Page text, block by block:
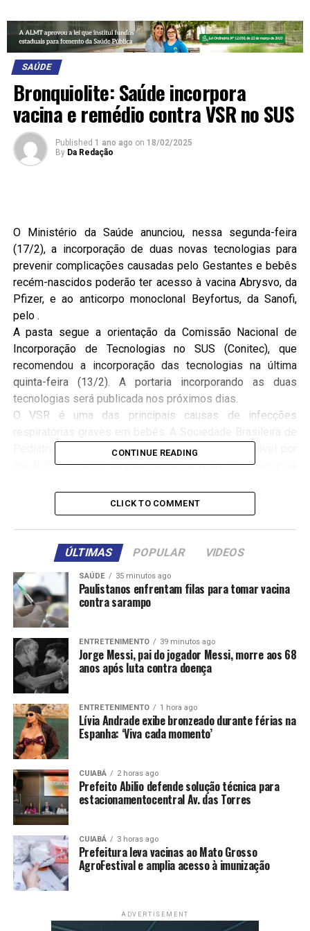
SAÚDE
Bronquiolite: Saúde incorpora
vacina e remédio contra VSR no SUS
Published 1 ano ago on 18/02/2025
By Da Redação
O Ministério da Saúde anunciou, nessa segunda-feira
(17/2), a incorporação de duas novas tecnologias para
prevenir complicações causadas pelo Gestantes e bebês
recém-nascidos poderão ter acesso à vacina Abrysvo, da
Pfizer, e ao anticorpo monoclonal Beyfortus, da Sanofi,
pelo .
A pasta segue a orientação da Comissão Nacional de
Incorporação de Tecnologias no SUS (Conitec), que
recomendou a incorporação das tecnologias na última
quinta-feira (13/2). A portaria incorporando as duas
tecnologias será publicada nos próximos dias.
O VSR é uma das principais causas de infecções
Pediatria (SBP) estima que o vírus seja responsável por
até 40% dos casos de pneumonias e 75% dos quadros de
“A bronquiolite pode não só levar a criança à UTI, mas
também deixar sequelas, como ser um adulto asmático no
futuro”, aponta a diretora da Sociedade Brasileira de
Imunizações (SBIm), Isabella Ballalai.
Novas tecnologias na proteção do VSR
A, foi aprovada pela Agência Nacional de Vigilância
Sanitária (Anvisa) em abril de 2024. Ela é indicada para
ser aplicada em dose única nas mulheres grávidas,
durante o segundo ou terceiro trimestre da gestação. Ou
seja, não é aplicada diretamente nas crianças.
Já o anticorpo monoclonal nirsevimabe, da Sanofi, é
indicado para proteger bebês prematuros e crianças até
2 anos nascidas com comorbidades.
Os resultados dos estudos apresentados pelas
farmacêuticas mostram que a vacina para gestantes
pode prevenir aproximadamente 28 mil internações
anuais. Estima-se que a estratégia combinada protegerá
cerca de 2 milhões de bebês nos primeiros meses de vida,
idade mais vulnerável a complicações pelo VSR.
Siga a editoria de e fique por dentro de tudo sobre o
assunto!
CONTINUE READING
CLICK TO COMMENT
ÚLTIMAS POPULAR VIDEOS
SAÚDE 35 minutos ago
Paulistanos enfrentam filas para tomar vacina
contra sarampo
ENTRETENIMENTO 39 minutos ago
Jorge Messi, pai do jogador Messi, morre aos 68
anos após luta contra doença
ENTRETENIMENTO 1 hora ago
Lívia Andrade exibe bronzeado durante férias na
Espanha: ‘Viva cada momento’
CUIABÁ 2 horas ago
Prefeito Abilio defende solução técnica para
estacionamentocentral Av. das Torres
CUIABÁ 3 horas ago
Prefeitura leva vacinas ao Mato Grosso
AgroFestival e amplia acesso à imunização
ADVERTISEMENT